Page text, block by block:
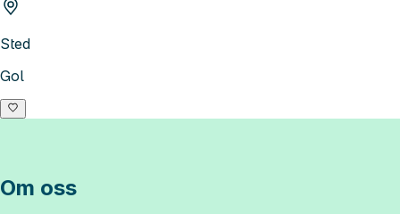
Sted
Gol
Om oss